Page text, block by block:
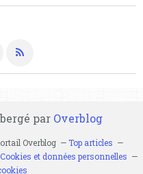
par Overblog
Overblog
Top articles
Cookies et données personnelles